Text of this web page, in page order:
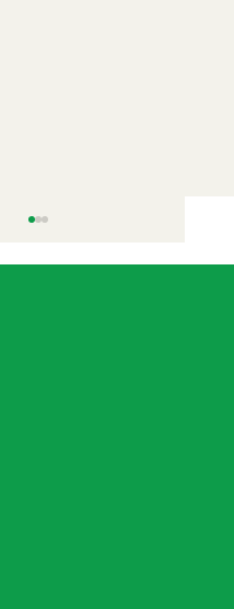
από άνθρακα